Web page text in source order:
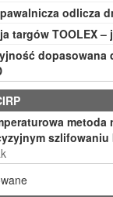
odlicza
targów TOOLEX
dopasowana